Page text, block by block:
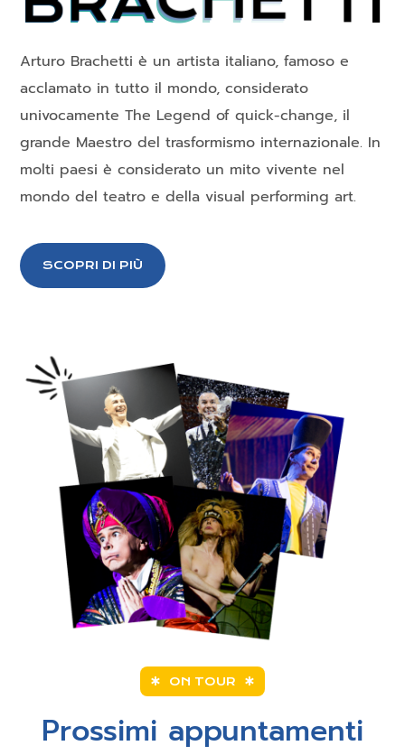
Arturo Brachetti è un artista italiano, famoso e
acclamato in tutto il mondo, considerato
univocamente The Legend of quick-change, il
grande Maestro del trasformismo internazionale. In
molti paesi è considerato un mito vivente nel
mondo del teatro e della visual performing art.
SCOPRI DI PIÙ
ON TOUR
Prossimi appuntamenti